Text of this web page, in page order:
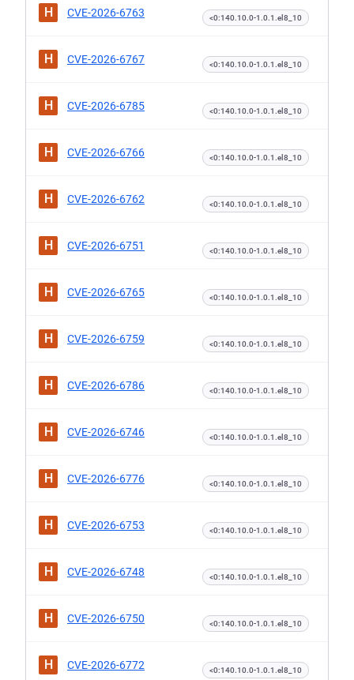
H CVE-2026-6763 <0:140.10.0-1.0.1.el8_10
H CVE-2026-6767 <0:140.10.0-1.0.1.el8_10
H CVE-2026-6785 <0:140.10.0-1.0.1.el8_10
H CVE-2026-6766 <0:140.10.0-1.0.1.el8_10
H CVE-2026-6762 <0:140.10.0-1.0.1.el8_10
H CVE-2026-6751 <0:140.10.0-1.0.1.el8_10
H CVE-2026-6765 <0:140.10.0-1.0.1.el8_10
H CVE-2026-6759 <0:140.10.0-1.0.1.el8_10
H CVE-2026-6786 <0:140.10.0-1.0.1.el8_10
H CVE-2026-6746 <0:140.10.0-1.0.1.el8_10
H CVE-2026-6776 <0:140.10.0-1.0.1.el8_10
H CVE-2026-6753 <0:140.10.0-1.0.1.el8_10
H CVE-2026-6748 <0:140.10.0-1.0.1.el8_10
H CVE-2026-6750 <0:140.10.0-1.0.1.el8_10
H CVE-2026-6772 <0:140.10.0-1.0.1.el8_10